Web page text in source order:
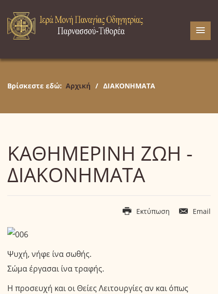
Βρίσκεστε εδώ: Αρχική / ΔΙΑΚΟΝΗΜΑΤΑ
ΚΑΘΗΜΕΡΙΝΗ ΖΩΗ -
ΔΙΑΚΟΝΗΜΑΤΑ
Εκτύπωση Email
Ψυχή, νήφε ίνα σωθής.
Σώμα έργασαι ίνα τραφής.
Η προσευχή και οι Θείες Λειτουργίες αν και όπως